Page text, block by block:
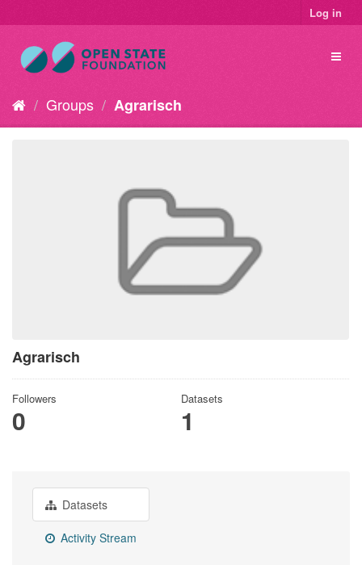
Log in
Groups Agrarisch
Agrarisch
Followers
0
Datasets
1
Datasets
Activity Stream